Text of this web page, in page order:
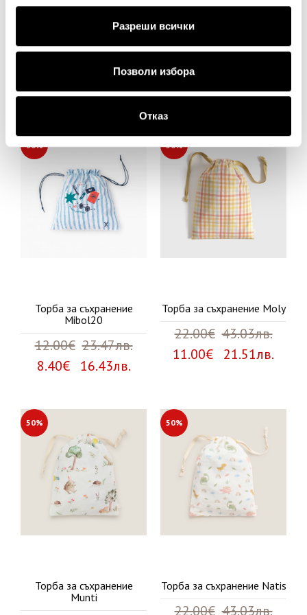
Разреши всички
Позволи избора
Отказ
Торба за съхранение Leila
25.00€ 48.90лв.
12.50€ 24.45лв.
Торба за съхранение
Mibol
15.00€
10.50€ 20.54лв.
30%
Торба за съхранение
Mibol20
12.00€ 23.47лв.
8.40€ 16.43лв.
50%
Торба за съхранение Moly
22.00€ 43.03лв.
11.00€ 21.51лв.
50%
Торба за съхранение
Munti
50%
Торба за съхранение Natis
22.00€ 43.03лв.